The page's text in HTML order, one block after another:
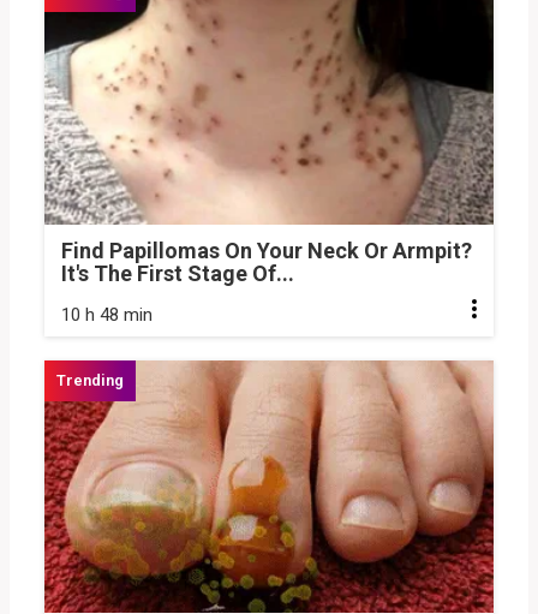
Find Papillomas On Your Neck Or Armpit?
It's The First Stage Of...
10 h 48 min